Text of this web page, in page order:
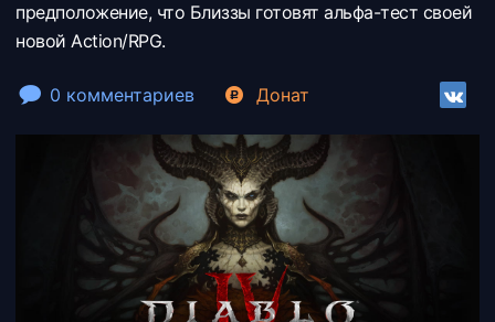
предположение, что Близзы готовят альфа-тест своей
новой Action/RPG.
0 комментариев Донат